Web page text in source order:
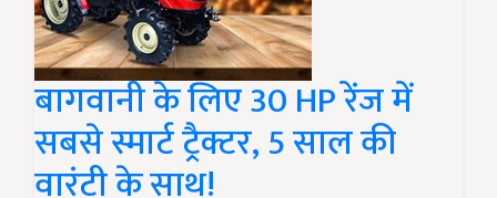
बागवानी के लिए 30 HP रेंज में
सबसे स्मार्ट ट्रैक्टर, 5 साल की
वारंटी के साथ!